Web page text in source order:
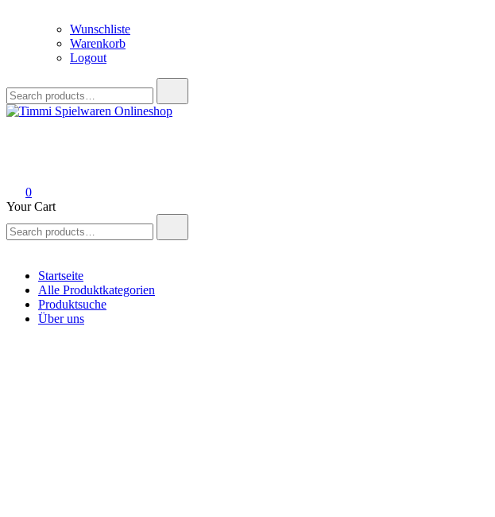
Wunschliste
Warenkorb
Logout
for:
0
Your Cart
for:
Startseite
Alle Produktkategorien
Produktsuche
Über uns